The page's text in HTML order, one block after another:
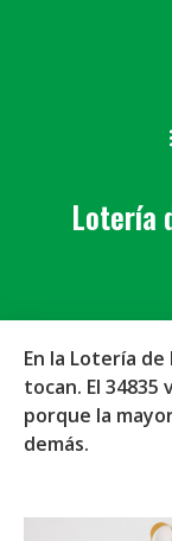
Lotería
En la Lotería
tocan. El 34835
porque la
demás.